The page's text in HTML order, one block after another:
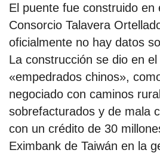
El puente fue construido en
Consorcio Talavera
oficialmente no hay datos
La construcción se dio en
«empedrados chinos»,
negociado con caminos
sobrefacturados y de mala
con un crédito de 30
Eximbank de Taiwán en la